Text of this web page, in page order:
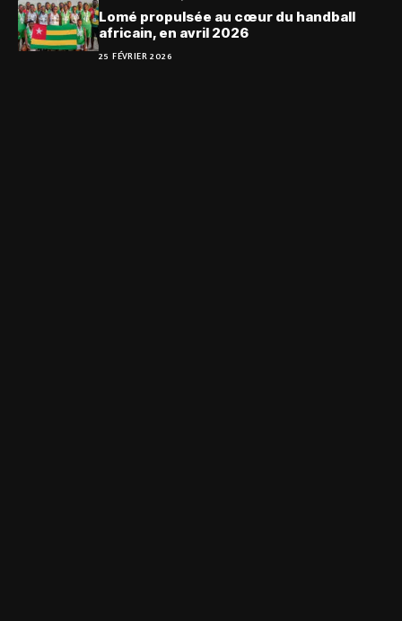
Lomé propulsée au cœur du handball
africain, en avril 2026
25 FÉVRIER 2026